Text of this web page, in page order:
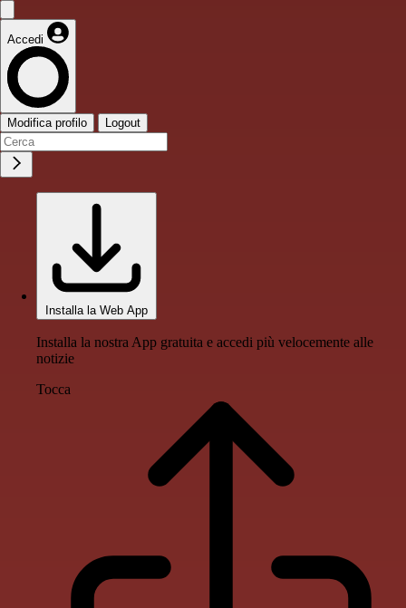
Accedi
Modifica profilo Logout
Installa la Web App
Installa la nostra App gratuita e accedi più velocemente alle
notizie
Tocca